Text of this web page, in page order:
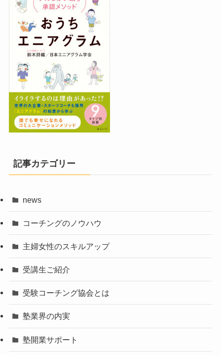
記事カテゴリー
news
コーチングのノウハウ
主婦女性のスキルアップ
受講生ご紹介
受験コーチング協会とは
塾業界の内実
塾開業サポート